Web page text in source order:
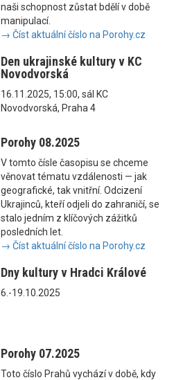
naši schopnost zůstat bdělí v době
manipulací.
→ Číst aktuální číslo na Porohy.cz
Den ukrajinské kultury v KC
Novodvorská
16.11.2025, 15:00, sál KC
Novodvorská, Praha 4
Porohy 08.2025
V tomto čísle časopisu se chceme
věnovat tématu vzdálenosti — jak
geografické, tak vnitřní. Odcizení
Ukrajinců, kteří odjeli do zahraničí, se
stalo jedním z klíčových zážitků
posledních let.
→ Číst aktuální číslo na Porohy.cz
Dny kultury v Hradci Králové
6.-19.10.2025
Porohy 07.2025
Toto číslo Prahů vychází v době, kdy